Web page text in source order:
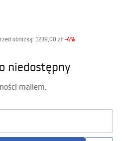
obniżką: 1239,00 zł -4%
niedostępny
mailem.